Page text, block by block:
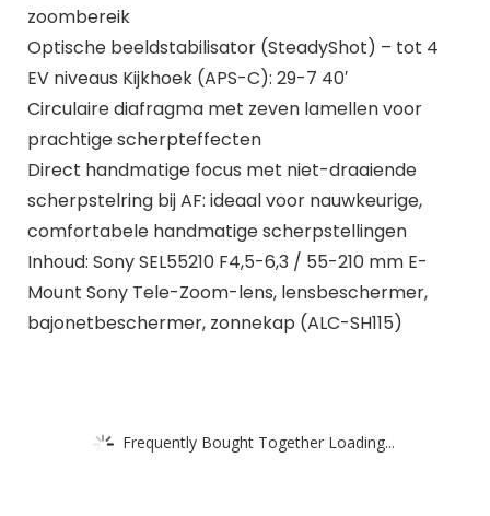
zoombereik
Optische beeldstabilisator (SteadyShot) – tot 4
EV niveaus Kijkhoek (APS-C): 29-7 40′
Circulaire diafragma met zeven lamellen voor
prachtige scherpteffecten
Direct handmatige focus met niet-draaiende
scherpstelring bij AF: ideaal voor nauwkeurige,
comfortabele handmatige scherpstellingen
Inhoud: Sony SEL55210 F4,5-6,3 / 55-210 mm E-
Mount Sony Tele-Zoom-lens, lensbeschermer,
bajonetbeschermer, zonnekap (ALC-SH115)
Frequently Bought Together Loading...